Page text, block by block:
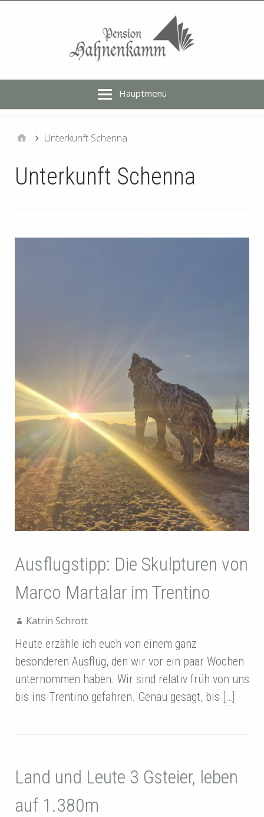
Hauptmenü
Unterkunft Schenna
Unterkunft Schenna
Ausflugstipp: Die Skulpturen von
Marco Martalar im Trentino
Katrin Schrott
Heute erzähle ich euch von einem ganz
besonderen Ausflug, den wir vor ein paar Wochen
unternommen haben. Wir sind relativ früh von uns
bis ins Trentino gefahren. Genau gesagt, bis […]
Land und Leute 3 Gsteier, leben
auf 1.380m